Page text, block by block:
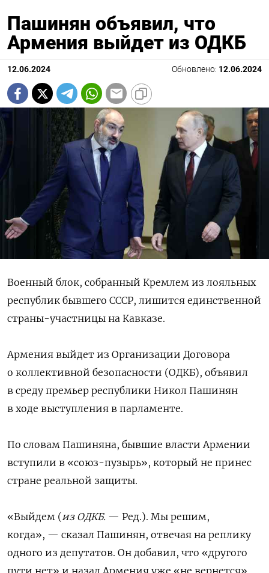
Пашинян объявил, что
Армения выйдет из ОДКБ
12.06.2024 Обновлено: 12.06.2024
Военный блок, собранный Кремлем из лояльных
республик бывшего СССР, лишится единственной
страны-участницы на Кавказе.
Армения выйдет из Организации Договора
о коллективной безопасности (ОДКБ), объявил
в среду премьер республики Никол Пашинян
в ходе выступления в парламенте.
По словам Пашиняна, бывшие власти Армении
вступили в «союз-пузырь», который не принес
стране реальной защиты.
«Выйдем (из ОДКБ. — Ред.). Мы решим,
когда», — сказал Пашинян, отвечая на реплику
одного из депутатов. Он добавил, что «другого